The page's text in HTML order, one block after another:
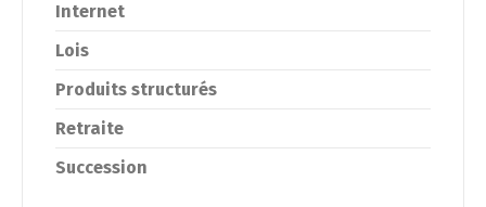
Internet
Lois
Produits structurés
Retraite
Succession